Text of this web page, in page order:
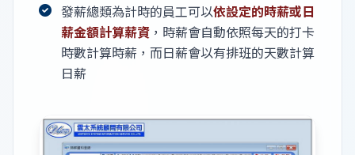
發薪總類為計時的員工可以依設定的時薪或日
薪金額計算薪資 ，時薪會自動依照每天的打卡
時數計算時薪，而日薪會以有排班的天數計算
日薪